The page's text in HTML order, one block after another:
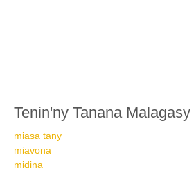
Tenin'ny Tanana Malagasy
miasa tany
miavona
midina